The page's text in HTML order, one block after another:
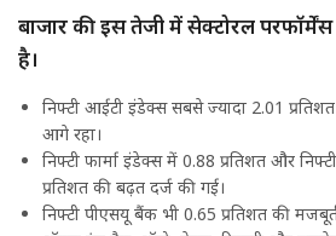
बाजार की इस तेजी में सेक्टोरल
है।
निफ्टी आईटी इंडेक्स सबसे ज्यादा 2.01
आगे रहा।
निफ्टी फार्मा इंडेक्स में 0.88 प्रतिशत और
प्रतिशत की बढ़त दर्ज की गई।
निफ्टी पीएसयू बैंक भी 0.65 प्रतिशत की